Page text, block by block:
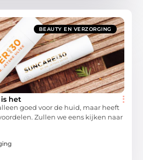
BEAUTY EN VERZORGING
is het
goed voor de huid, maar heeft
Zullen we eens kijken naar